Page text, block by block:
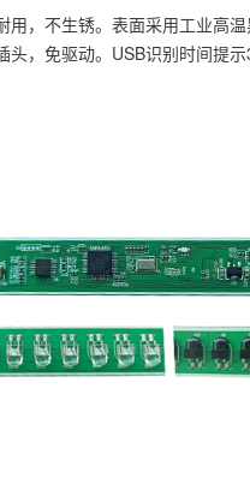
用，不生锈。表面采用工业高
头，免驱动。USB识别时间提